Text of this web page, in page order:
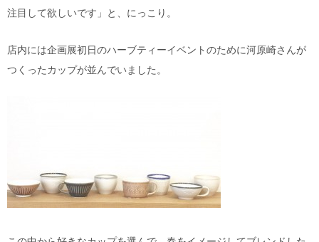
注目して欲しいです」と、にっこり。
店内には企画展初日のハーブティーイベントのために河原崎さんが
つくったカップが並んでいました。